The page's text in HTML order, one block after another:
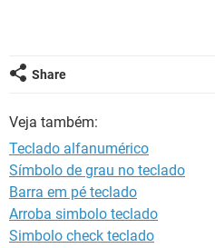
GUIA DE COMPRAS
Share
Veja também:
Teclado alfanumérico
Símbolo de grau no teclado
Barra em pé teclado
Arroba simbolo teclado
Simbolo check teclado